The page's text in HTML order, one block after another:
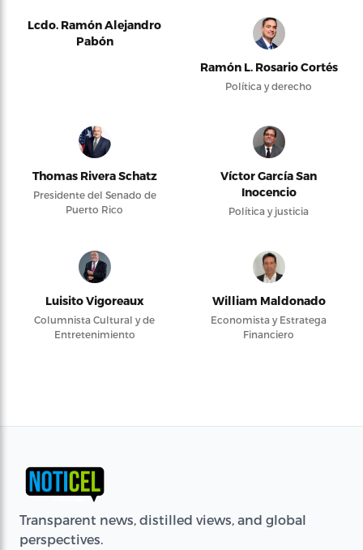
Lcdo. Ramón Alejandro
Pabón
Ramón L. Rosario Cortés
Política y derecho
Thomas Rivera Schatz
Presidente del Senado de
Puerto Rico
Víctor García San
Inocencio
Política y justicia
Luisito Vigoreaux
Columnista Cultural y de
Entretenimiento
William Maldonado
Economista y Estratega
Financiero
Transparent news, distilled views, and global
perspectives.